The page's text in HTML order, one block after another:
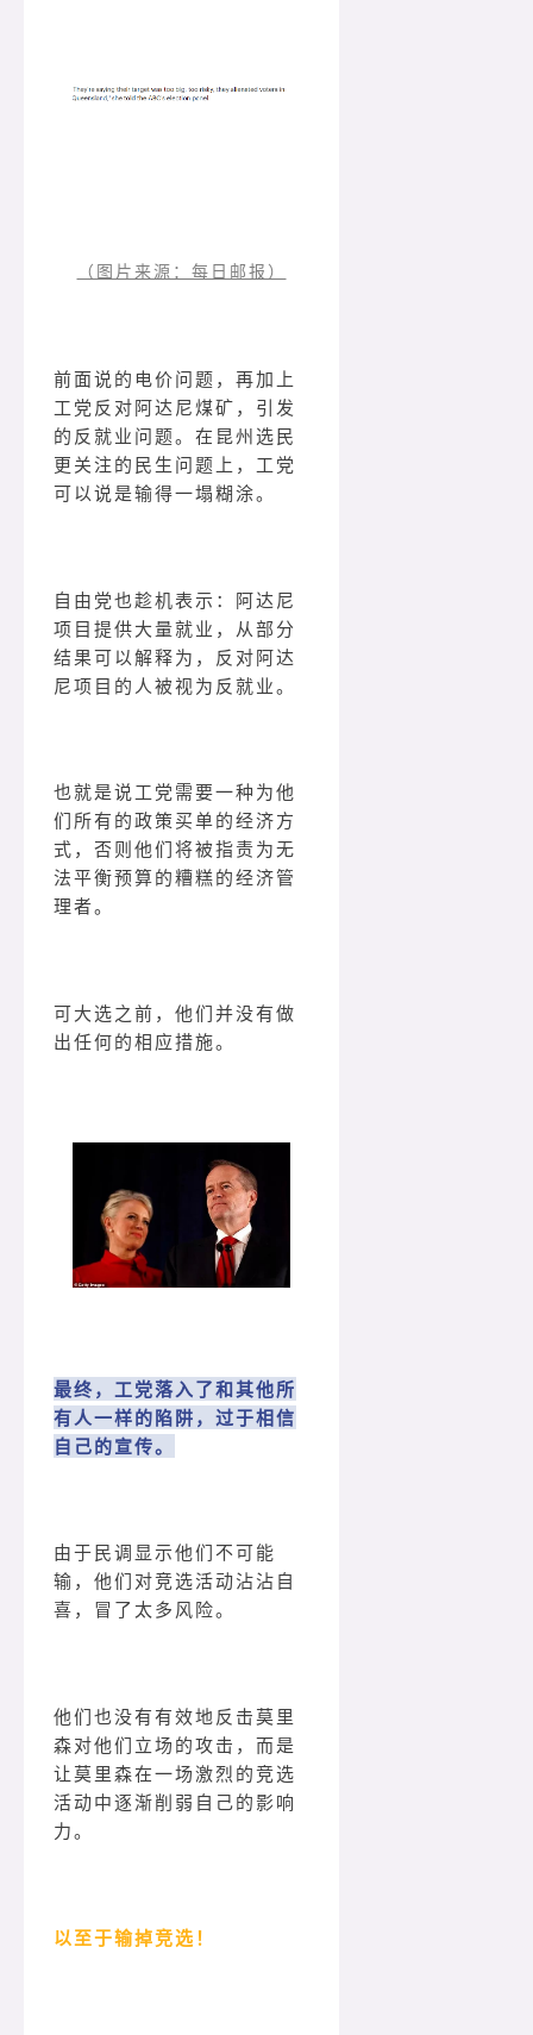
（图片来源：每日邮报）
前面说的电价问题，再加上
工党反对阿达尼煤矿，引发
的反就业问题。在昆州选民
更关注的民生问题上，工党
可以说是输得一塌糊涂。
自由党也趁机表示：阿达尼
项目提供大量就业，从部分
结果可以解释为，反对阿达
尼项目的人被视为反就业。
也就是说工党需要一种为他
们所有的政策买单的经济方
式，否则他们将被指责为无
法平衡预算的糟糕的经济管
理者。
可大选之前，他们并没有做
出任何的相应措施。
最终，工党落入了和其他所
有人一样的陷阱，过于相信
自己的宣传。
由于民调显示他们不可能
输，他们对竞选活动沾沾自
喜，冒了太多风险。
他们也没有有效地反击莫里
森对他们立场的攻击，而是
让莫里森在一场激烈的竞选
活动中逐渐削弱自己的影响
力。
以至于输掉竞选！